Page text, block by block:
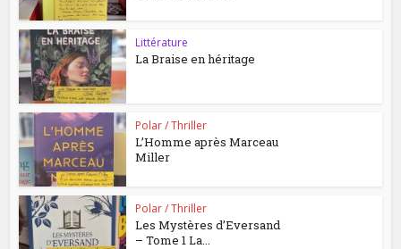
Littérature
La Braise en héritage
Polar / Thriller
L’Homme après Marceau
Miller
Polar / Thriller
Les Mystères d’Eversand
– Tome 1 La...